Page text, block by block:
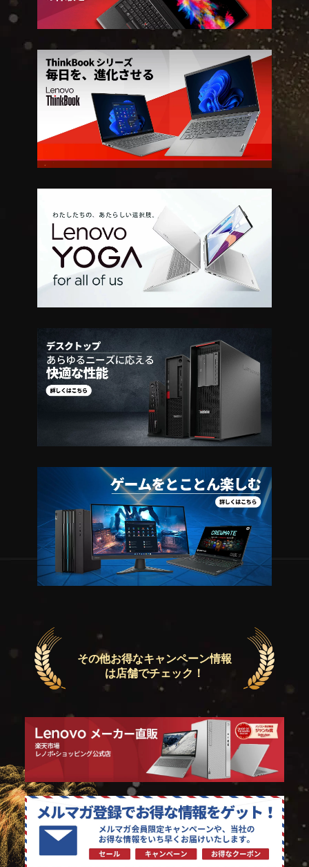
その他お得なキャンペーン情報
は店舗でチェック！